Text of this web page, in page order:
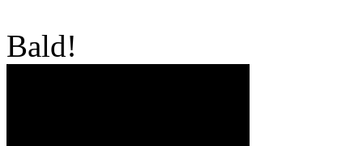
Bald!